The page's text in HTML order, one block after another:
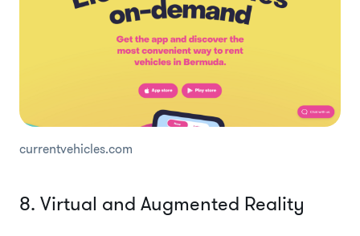
currentvehicles.com
8. Virtual and Augmented Reality